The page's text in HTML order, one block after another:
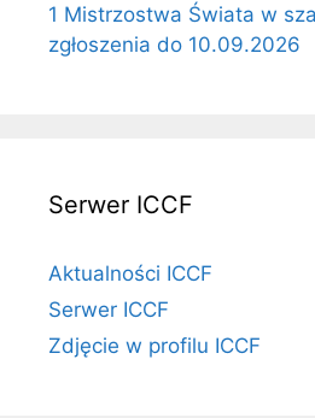
1 Mistrzostwa Świata w
zgłoszenia do 10.09.2026
Serwer ICCF
Aktualności ICCF
Serwer ICCF
Zdjęcie w profilu ICCF